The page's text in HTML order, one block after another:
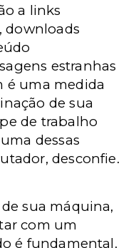
a links
downloads
estranhas
é uma medida
de sua
de trabalho
dessas
desconfie.
sua máquina,
com um
é fundamental.